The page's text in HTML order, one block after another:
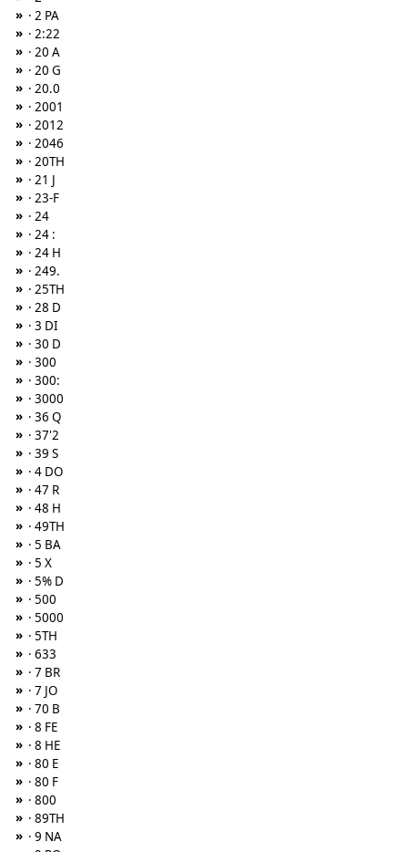
» · 2 PA
» · 2:22
» · 20 A
» · 20 G
» · 20.0
» · 2001
» · 2012
» · 2046
» · 20TH
» · 21 J
» · 23-F
» · 24
» · 24 :
» · 24 H
» · 249.
» · 25TH
» · 28 D
» · 3 DI
» · 30 D
» · 300
» · 300:
» · 3000
» · 36 Q
» · 37'2
» · 39 S
» · 4 DO
» · 47 R
» · 48 H
» · 49TH
» · 5 BA
» · 5 X
» · 5% D
» · 500
» · 5000
» · 5TH
» · 633
» · 7 BR
» · 7 JO
» · 70 B
» · 8 FE
» · 8 HE
» · 80 E
» · 80 F
» · 800
» · 89TH
» · 9 NA